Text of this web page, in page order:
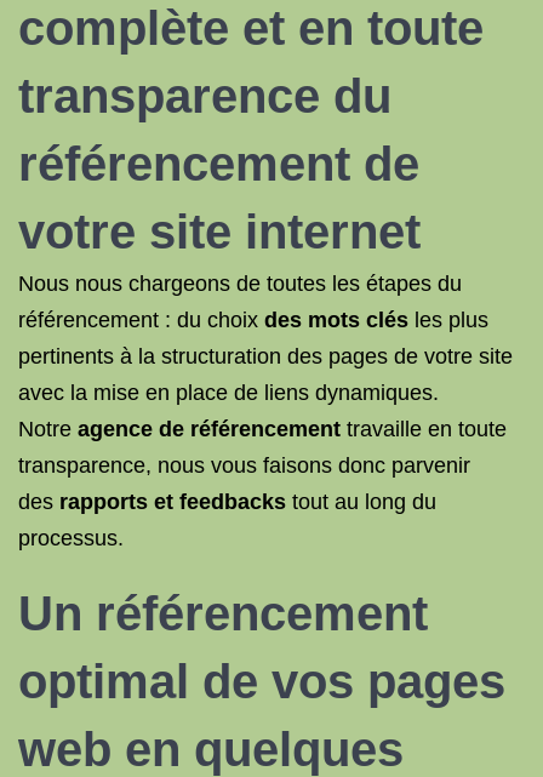
complète et en toute
transparence du
référencement de
votre site internet
Nous nous chargeons de toutes les étapes du
référencement : du choix des mots clés les plus
pertinents à la structuration des pages de votre site
avec la mise en place de liens dynamiques.
Notre agence de référencement travaille en toute
transparence, nous vous faisons donc parvenir
des rapports et feedbacks tout au long du
processus.
Un référencement
optimal de vos pages
web en quelques